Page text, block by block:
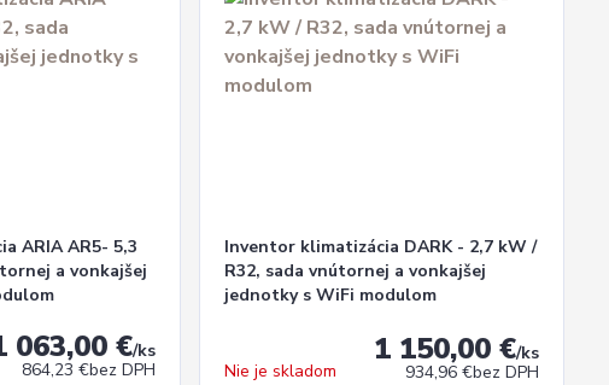
ARIA AR5- 5,3
a vonkajšej
063,00 €/ks
864,23 €bez DPH
Inventor klimatizácia DARK - 2,7 kW /
R32, sada vnútornej a vonkajšej
jednotky s WiFi modulom
1 150,00 €/ks
934,96 €bez DPH
Nie je skladom